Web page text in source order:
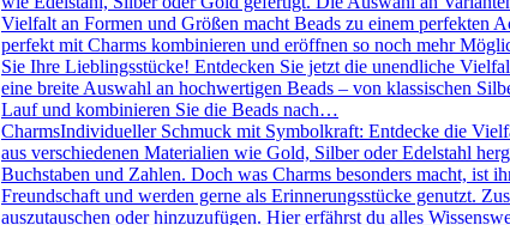
Vielfalt an Formen und Größen macht Beads zu einem perfekten
perfekt mit Charms kombinieren und eröffnen so noch mehr
Sie Ihre Lieblingsstücke! Entdecken Sie jetzt die unendliche
eine breite Auswahl an hochwertigen Beads – von klassischen
Lauf und kombinieren Sie die Beads nach…
CharmsIndividueller Schmuck mit Symbolkraft: Entdecke die
aus verschiedenen Materialien wie Gold, Silber oder Edelstahl
Buchstaben und Zahlen. Doch was Charms besonders macht, ist
Freundschaft und werden gerne als Erinnerungsstücke genutzt.
auszutauschen oder hinzuzufügen. Hier erfährst du alles